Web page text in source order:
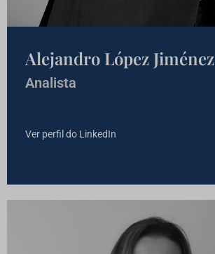
Alejandro López Jiménez
Analista
Ver perfil do LinkedIn